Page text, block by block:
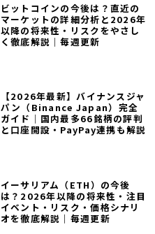
ビットコインの今後は？直近の
マーケットの詳細分析と2026年
以降の将来性・リスクをやさし
く徹底解説｜毎週更新
【2026年最新】バイナンスジャ
パン（Binance Japan）完全
ガイド｜国内最多66銘柄の評判
と口座開設・PayPay連携も解説
イーサリアム（ETH）の今後
は？2026年以降の将来性・注目
イベント・リスク・価格シナリ
オを徹底解説｜毎週更新